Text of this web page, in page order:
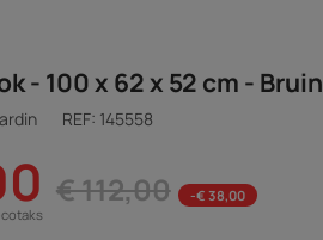
- 100 x 62 x 52 cm - Bruin
REF: 145558
€ 112,00
-€ 38,00